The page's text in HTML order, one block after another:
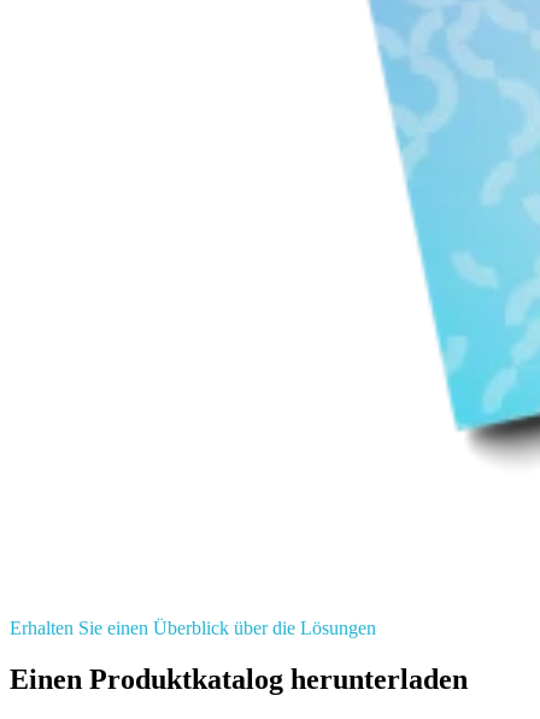
Erhalten Sie einen Überblick über die Lösungen
Einen Produktkatalog herunterladen